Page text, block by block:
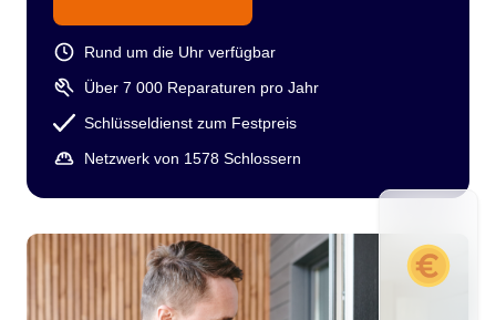
Rund um die Uhr verfügbar
Über 7 000 Reparaturen pro Jahr
Schlüsseldienst zum Festpreis
Netzwerk von 1578 Schlossern